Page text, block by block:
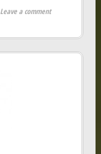
Leave a comment